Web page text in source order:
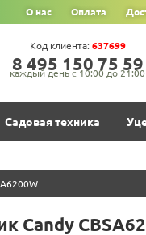
О нас Оплата
8‍ 4‍9‍5‍ 1‍5‍0‍ 7‍5‍ 5‍9‍
каждый день с 10:00 до 21:00
Код клиента: 637699
Садовая техника
Candy